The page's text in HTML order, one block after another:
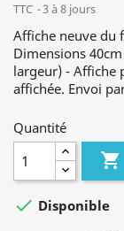
TTC 3 à 8 jours
Affiche neuve du
Dimensions
largeur) - Affiche
affichée. Envoi
Quantité

 Disponible